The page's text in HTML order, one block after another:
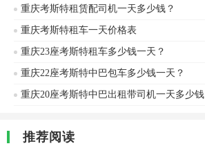
重庆考斯特租赁配司机一天多少钱？
重庆考斯特租车一天价格表
重庆23座考斯特租车多少钱一天？
重庆22座考斯特中巴包车多少钱一天？
重庆20座考斯特中巴出租带司机一天多少钱
推荐阅读